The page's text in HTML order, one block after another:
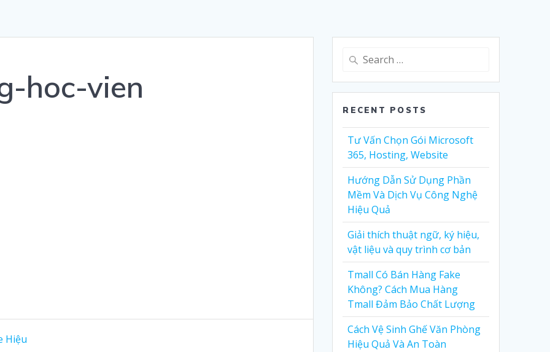
hoc-vien
Hiệu
Search
RECENT POSTS
Tư Vấn Chọn Gói Microsoft
365, Hosting, Website
Hướng Dẫn Sử Dụng Phần
Mềm Và Dịch Vụ Công Nghệ
Hiệu Quả
Giải thích thuật ngữ, ký hiệu,
vật liệu và quy trình cơ bản
Tmall Có Bán Hàng Fake
Không? Cách Mua Hàng
Tmall Đảm Bảo Chất Lượng
Cách Vệ Sinh Ghế Văn Phòng
Hiệu Quả Và An Toàn